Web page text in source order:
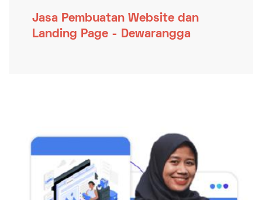
Jasa Pembuatan Website dan
Landing Page - Dewarangga